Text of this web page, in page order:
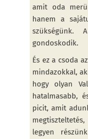
amit oda
hanem a
gondoskodik.
És ez a csoda
mindazokkal,
hogy olyan
hatalmasabb,
picit, amit
legyen